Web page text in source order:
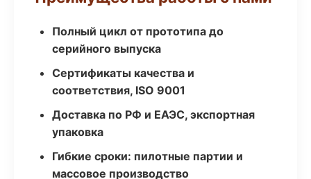
Полный цикл от прототипа до
серийного выпуска
Сертификаты качества и
соответствия, ISO 9001
Доставка по РФ и ЕАЭС, экспортная
упаковка
Гибкие сроки: пилотные партии и
массовое производство